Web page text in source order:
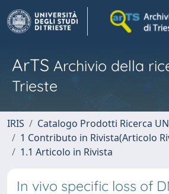
ArTS Archivio della
Trieste
IRIS
Catalogo Prodotti Ricerca
1 Contributo in Rivista(Articolo
1.1 Articolo in Rivista
In vivo specific loss of